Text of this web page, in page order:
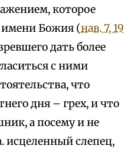
которое
Божия (нав. 7, 19
дать более
с ними
что
дня – грех, и что
а посему и не
исцеленный слепец,